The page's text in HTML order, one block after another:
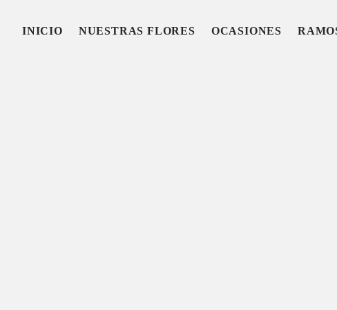
INICIO NUESTRAS FLORES OCASIONES